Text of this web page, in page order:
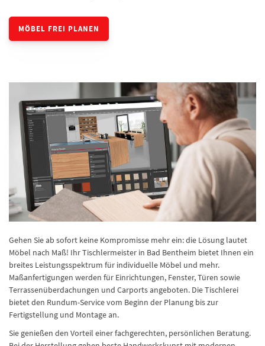
MÖBEL FREI PLANEN
Gehen Sie ab sofort keine Kompromisse mehr ein: die Lösung lautet
Möbel nach Maß! Ihr Tischlermeister in Bad Bentheim bietet Ihnen ein
breites Leistungsspektrum für individuelle Möbel und mehr.
Maßanfertigungen werden für Einrichtungen, Fenster, Türen sowie
Terrassenüberdachungen und Carports angeboten. Die Tischlerei
bietet den Rundum-Service vom Beginn der Planung bis zur
Fertigstellung und Montage an.
Sie genießen den Vorteil einer fachgerechten, persönlichen Beratung.